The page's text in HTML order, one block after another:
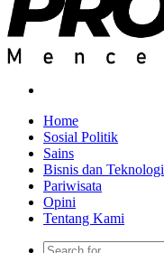
Home
Sosial Politik
Sains
Bisnis dan Teknologi
Pariwisata
Opini
Tentang Kami